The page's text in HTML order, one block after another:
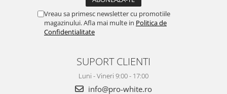
Vreau sa primesc newsletter cu promotiile
magazinului. Afla mai multe in Politica de
Confidentialitate
SUPORT CLIENTI
Luni - Vineri 9:00 - 17:00
info@pro-white.ro